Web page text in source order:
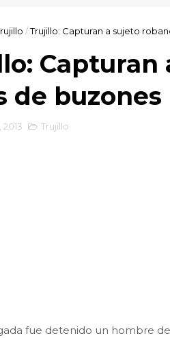
/Trujillo: Capturan a sujeto
Capturan
de buzones
Trujillo
fue detenido un hombre